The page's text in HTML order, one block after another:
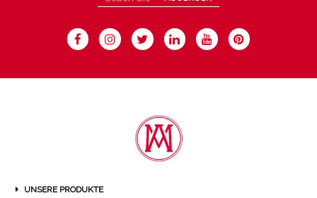
UNSERE PRODUKTE